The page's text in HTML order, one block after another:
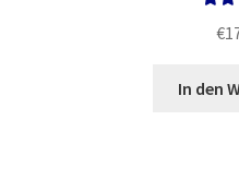
€
In den